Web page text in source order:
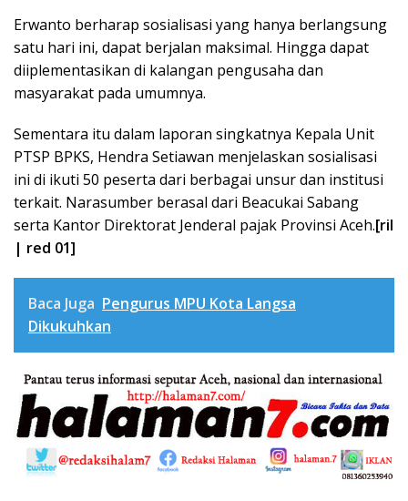
Erwanto berharap sosialisasi yang hanya berlangsung
satu hari ini, dapat berjalan maksimal. Hingga dapat
diiplementasikan di kalangan pengusaha dan
masyarakat pada umumnya.
Sementara itu dalam laporan singkatnya Kepala Unit
PTSP BPKS, Hendra Setiawan menjelaskan sosialisasi
ini di ikuti 50 peserta dari berbagai unsur dan institusi
terkait. Narasumber berasal dari Beacukai Sabang
serta Kantor Direktorat Jenderal pajak Provinsi Aceh.[ril
| red 01]
Baca Juga Pengurus MPU Kota Langsa
Dikukuhkan